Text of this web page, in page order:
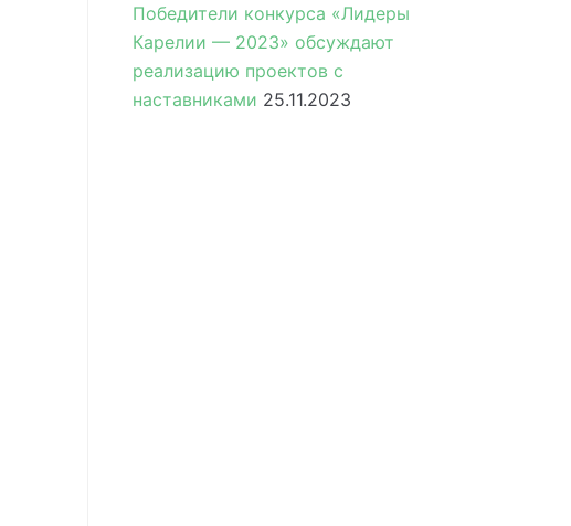
Победители конкурса «Лидеры
Карелии — 2023» обсуждают
реализацию проектов с
наставниками 25.11.2023